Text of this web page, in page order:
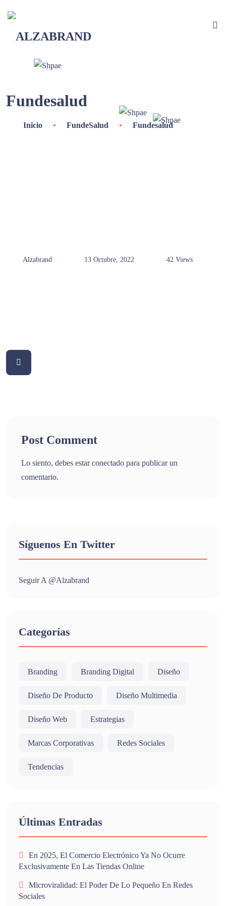
Fundesalud
Inicio • FundeSalud • Fundesalud
Alzabrand 13 Octubre, 2022 42 Views
Post Comment
Lo siento, debes estarconectado para publicar un
comentario.
Síguenos En Twitter
Seguir A @alzabrand
Categorías
Branding Branding Digital Diseño
Diseño De Producto Diseño Multimedia
Diseño Web Estrategias
Marcas Corporativas Redes Sociales
Tendencias
Últimas Entradas
En 2025, El Comercio Electrónico Ya No Ocurre
Exclusivamente En Las Tiendas Online
Microviralidad: El Poder De Lo Pequeño En Redes
Sociales